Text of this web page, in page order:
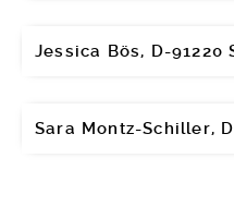
Jessica Bös, D-91220
Sara Montz-Schiller,